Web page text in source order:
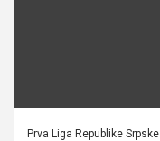
Prva Liga Republike Srpske